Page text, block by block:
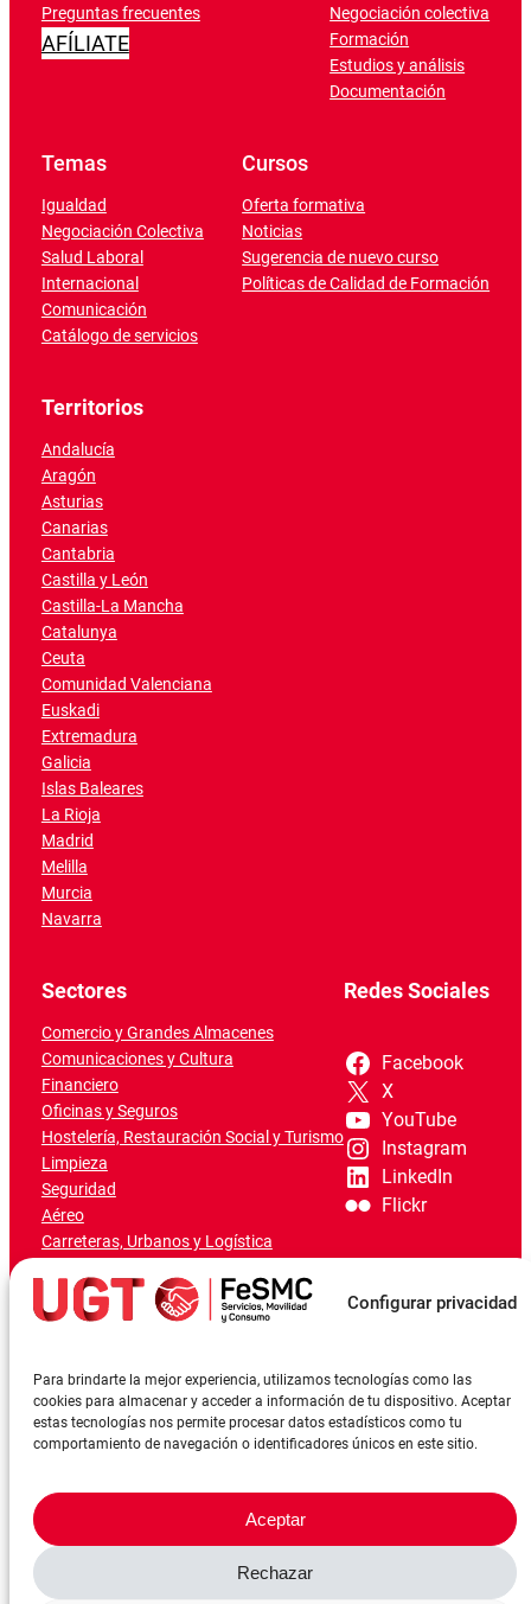
Configurar privacidad
Para brindarte la mejor experiencia, utilizamos tecnologías como las
cookies para almacenar y acceder a información de tu dispositivo. Aceptar
estas tecnologías nos permite procesar datos estadísticos como tu
comportamiento de navegación o identificadores únicos en este sitio.
Aceptar
Rechazar
Preguntas frecuentes
AFÍLIATE
Negociación colectiva
Formación
Estudios y análisis
Documentación
Temas
Igualdad
Negociación Colectiva
Salud Laboral
Internacional
Comunicación
Catálogo de servicios
Cursos
Oferta formativa
Noticias
Sugerencia de nuevo curso
Políticas de Calidad de Formación
Territorios
Andalucía
Aragón
Asturias
Canarias
Cantabria
Castilla y León
Castilla-La Mancha
Catalunya
Ceuta
Comunidad Valenciana
Euskadi
Extremadura
Galicia
Islas Baleares
La Rioja
Madrid
Melilla
Murcia
Navarra
Sectores
Comercio y Grandes Almacenes
Comunicaciones y Cultura
Financiero
Oficinas y Seguros
Hostelería, Restauración Social y Turismo
Limpieza
Seguridad
Aéreo
Carreteras, Urbanos y Logística
Marítimo-Portuario
Redes Sociales
Facebook
X
YouTube
Instagram
LinkedIn
Flickr
©FeSMCUGT 2024